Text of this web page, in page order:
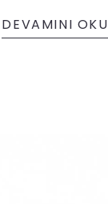
DEVAMINI OKU